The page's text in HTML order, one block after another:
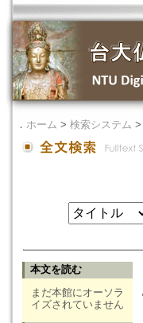
． ホーム > 検索システム >
本文を読む
まだ本館にオーソラ
イズされていません